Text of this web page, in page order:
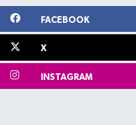
FACEBOOK
X
INSTAGRAM